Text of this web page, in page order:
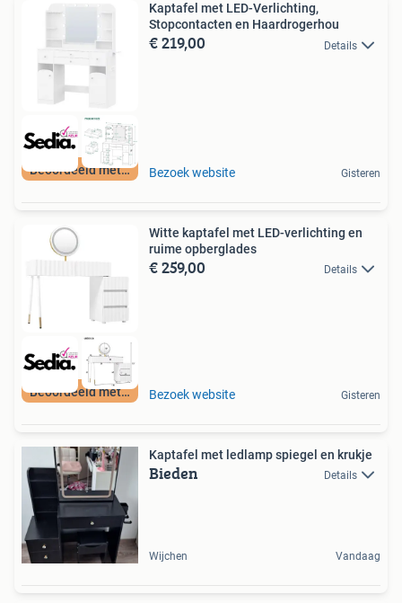
Beoordeeld met 9+
Kaptafel met LED-Verlichting,
Stopcontacten en Haardrogerhou
€ 219,00 Details
Bezoek website Gisteren
Beoordeeld met 9+
Witte kaptafel met LED-verlichting en
ruime opberglades
€ 259,00 Details
Bezoek website Gisteren
Kaptafel met ledlamp spiegel en krukje
Bieden Details
Wijchen Vandaag